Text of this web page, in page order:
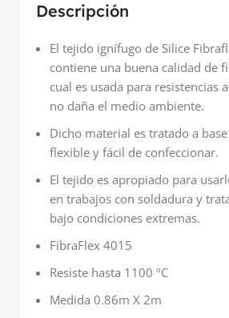
Descripción
El tejido ignífugo de Silice
contiene una buena calidad de
cual es usada para resistencias
no daña el medio ambiente.
Dicho material es tratado a
flexible y fácil de confeccionar.
El tejido es apropiado para
en trabajos con soldadura y
bajo condiciones extremas.
FibraFlex 4015
Resiste hasta 1100 ºC
Medida 0.86m X 2m